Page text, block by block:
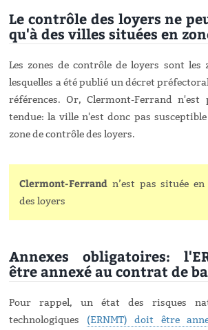
Le contrôle des loyers ne
qu'à des villes situées en
Les zones de contrôle de loyers sont les
lesquelles a été publié un décret
références. Or, Clermont-Ferrand n'est
tendue: la ville n'est donc pas
zone de contrôle des loyers.
Clermont-Ferrandn’est pas située
des loyers
Annexes obligatoires:
être annexé au contrat de
Pour rappel, un état des risques
technologiques (ERNMT) doit être